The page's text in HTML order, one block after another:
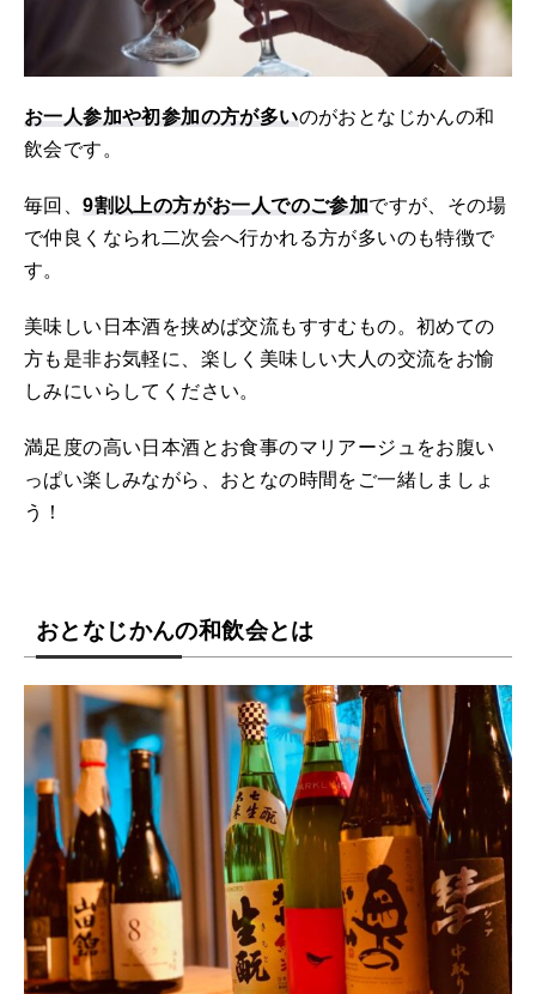
お一人参加や初参加の方が多いのがおとなじかんの和
飲会です。
毎回、9割以上の方がお一人でのご参加ですが、その場
で仲良くなられ二次会へ行かれる方が多いのも特徴で
す。
美味しい日本酒を挟めば交流もすすむもの。初めての
方も是非お気軽に、楽しく美味しい大人の交流をお愉
しみにいらしてください。
満足度の高い日本酒とお食事のマリアージュをお腹い
っぱい楽しみながら、おとなの時間をご一緒しましょ
う！
おとなじかんの和飲会とは